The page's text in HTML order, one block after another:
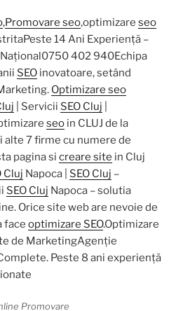
,Promovare seo,optimizare seo
14 Ani Experiență –
402 940Echipa
SEO inovatoare, setând
Optimizare seo
| Servicii SEO Cluj
seo in CLUJ de la
alte 7 firme cu numere de
pagina si creare site in Cluj
Cluj Napoca | SEO Cluj –
SEO Cluj Napoca – solutia
Orice site web are nevoie de
face optimizare SEO.Optimizare
de MarketingAgenție
Peste 8 ani experiență